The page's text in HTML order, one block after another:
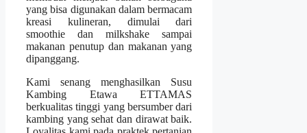
yang bisa digunakan dalam bermacam
kreasi kulineran, dimulai dari
smoothie dan milkshake sampai
makanan penutup dan makanan yang
dipanggang.
Kami senang menghasilkan Susu
Kambing Etawa ETTAMAS
berkualitas tinggi yang bersumber dari
kambing yang sehat dan dirawat baik.